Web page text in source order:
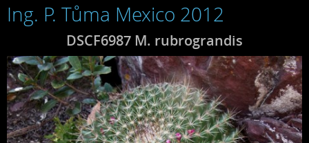
Ing. P. Tůma Mexico 2012
DSCF6987 M. rubrograndis